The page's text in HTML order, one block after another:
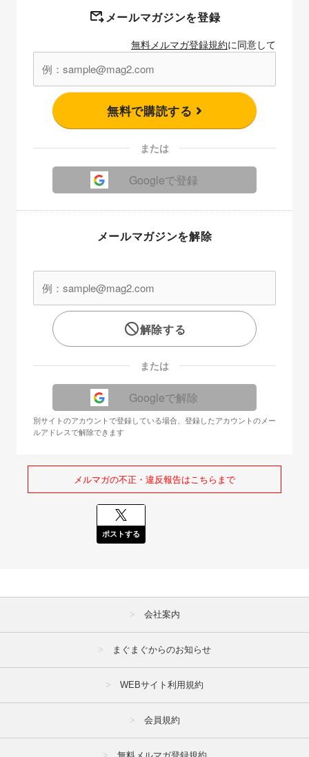
メールマガジンを登録
無料メルマガ登録規約に同意して
無料で購読する
または
Googleで登録
メールマガジンを解除
解除する
または
Googleで解除
別サイトのアカウントで登録している場合、登録したアカウントのメー
ルアドレスで解除できます
メルマガの不正・違反報告はこちらまで
ポストする
会社案内
まぐまぐからのお知らせ
WEBサイト利用規約
会員規約